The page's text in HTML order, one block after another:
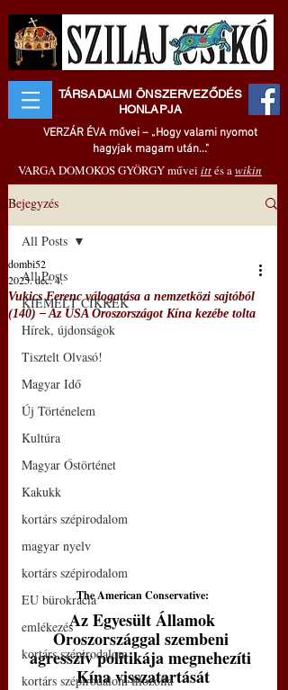
TÁRSADALMI ÖNSZERVEZŐDÉS
HONLAPJA
VERZÁR ÉVA művei – „Hogy valami nyomot
hagyjak magam után..."
VARGA DOMOKOS GYÖRGY művei ittés awikin
Bejegyzés
All Posts
KIEMELT CIKKEK
Hírek, újdonságok
Tisztelt Olvasó!
Magyar Idő
Új Történelem
Kultúra
Magyar Őstörténet
Kakukk
kortárs szépirodalom
magyar nyelv
kortárs szépirodalom
EU bürokrácia
emlékezés
kortárs szépirodalom
kortárs szépirodalom filozófia
All Posts
Vukics Ferenc válogatása a nemzetközi sajtóból
(140) ‒ Az USA Oroszországot Kína kezébe tolta
dombi52
2025. dec. 4.
The American Conservative:
Az Egyesült Államok
Oroszországgal szembeni
agresszív politikája megnehezíti
Kína visszatartását